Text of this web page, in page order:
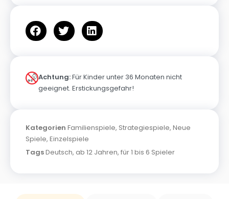
Achtung:Für Kinder unter 36 Monaten nicht
geeignet. Erstickungsgefahr!
Kategorien Familienspiele, Strategiespiele, Neue
Spiele, Einzelspiele
TagsDeutsch, ab 12 Jahren, für 1 bis 6 Spieler